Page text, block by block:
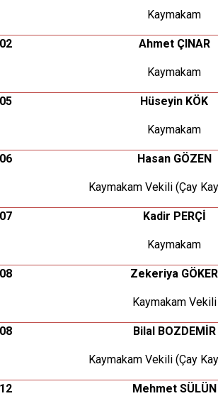
Kaymakam
Ahmet ÇINAR
Kaymakam
Hüseyin KÖK
Kaymakam
Hasan GÖZEN
Kaymakam Vekili (Çay
Kadir PERÇİ
Kaymakam
Zekeriya GÖKER
Kaymakam Vekili
Bilal BOZDEMİR
Kaymakam Vekili (Çay
Mehmet SÜLÜN